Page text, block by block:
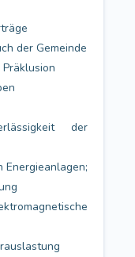
der Gemeinde
der